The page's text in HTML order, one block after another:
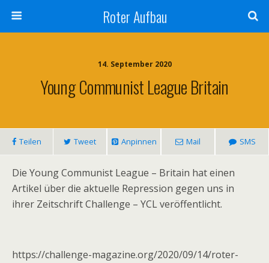
Roter Aufbau
14. September 2020
Young Communist League Britain
Teilen Tweet Anpinnen Mail SMS
Die Young Communist League – Britain hat einen
Artikel über die aktuelle Repression gegen uns in
ihrer Zeitschrift Challenge – YCL veröffentlicht.
https://challenge-magazine.org/2020/09/14/roter-